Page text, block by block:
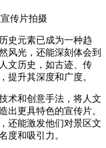
传片拍摄
史元素已成为一种趋
风光，还能深刻体会到
文历史，如古迹、传
提升其深度和广度。
和创意手法，将人文
出更具特色的宣传片。
还能激发他们对景区文
度和吸引力。